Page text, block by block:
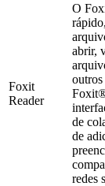
Foxit
Reader
O
abrir,
de
de
redes